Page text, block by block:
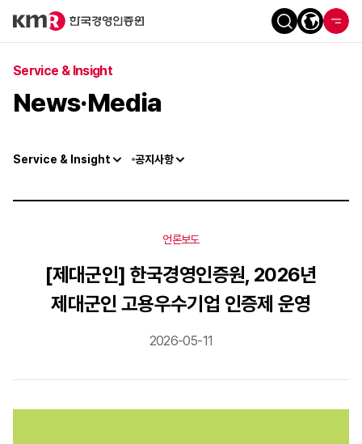
Service & Insight
News·Media
Service & Insight 공지사항
언론보도
[제대군인] 한국경영인증원, 2026년
제대군인 고용우수기업 인증제 운영
2026-05-11